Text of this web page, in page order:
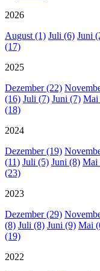
2026
August (1) Juli (6) Juni
(17)
2025
Dezember (22)
(16) Juli (7) Juni (7) Mai
(18)
2024
Dezember (19)
(11) Juli (5) Juni (8) Mai
(23)
2023
Dezember (29)
(8) Juli (8) Juni (9) Mai
(19)
2022